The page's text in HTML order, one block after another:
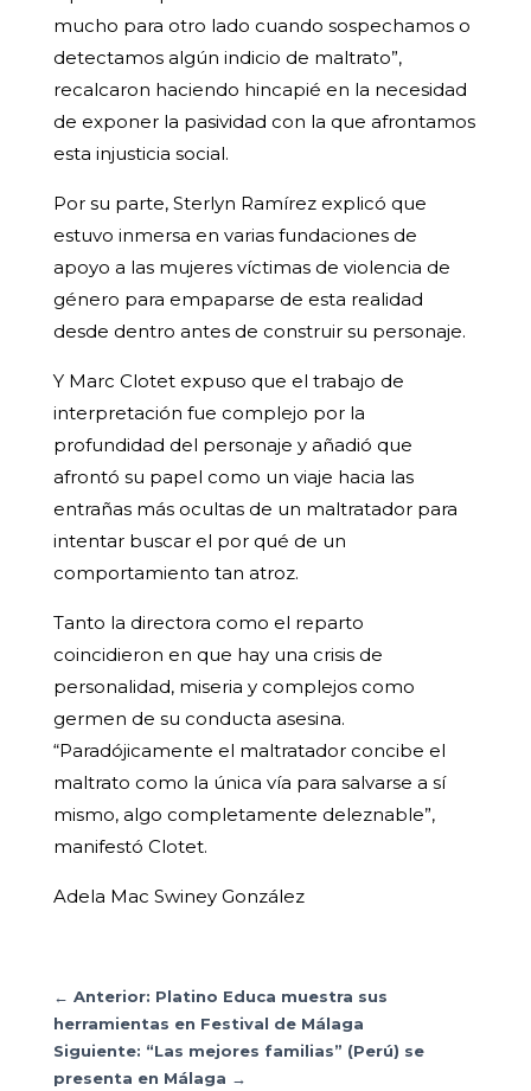
mucho para otro lado cuando sospechamos o
detectamos algún indicio de maltrato”,
recalcaron haciendo hincapié en la necesidad
de exponer la pasividad con la que afrontamos
esta injusticia social.
Por su parte, Sterlyn Ramírez explicó que
estuvo inmersa en varias fundaciones de
apoyo a las mujeres víctimas de violencia de
género para empaparse de esta realidad
desde dentro antes de construir su personaje.
Y Marc Clotet expuso que el trabajo de
interpretación fue complejo por la
profundidad del personaje y añadió que
afrontó su papel como un viaje hacia las
entrañas más ocultas de un maltratador para
intentar buscar el por qué de un
comportamiento tan atroz.
Tanto la directora como el reparto
coincidieron en que hay una crisis de
personalidad, miseria y complejos como
germen de su conducta asesina.
“Paradójicamente el maltratador concibe el
maltrato como la única vía para salvarse a sí
mismo, algo completamente deleznable”,
manifestó Clotet.
Adela Mac Swiney González
← Anterior: Platino Educa muestra sus
herramientas en Festival de Málaga
Siguiente: “Las mejores familias” (Perú) se
presenta en Málaga →